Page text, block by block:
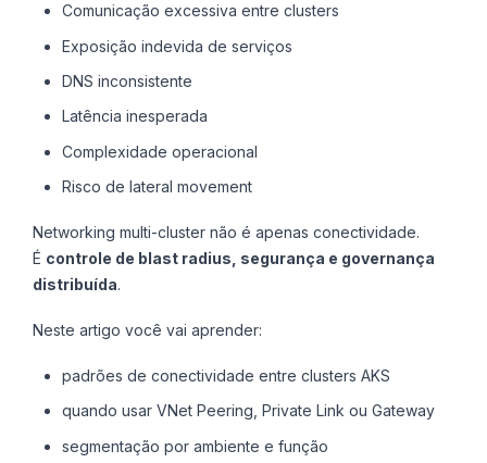
Comunicação excessiva entre clusters
Exposição indevida de serviços
DNS inconsistente
Latência inesperada
Complexidade operacional
Risco de lateral movement
Networking multi-cluster não é apenas conectividade.
É controle de blast radius, segurança e governança
distribuída.
Neste artigo você vai aprender:
padrões de conectividade entre clusters AKS
quando usar VNet Peering, Private Link ou Gateway
segmentação por ambiente e função